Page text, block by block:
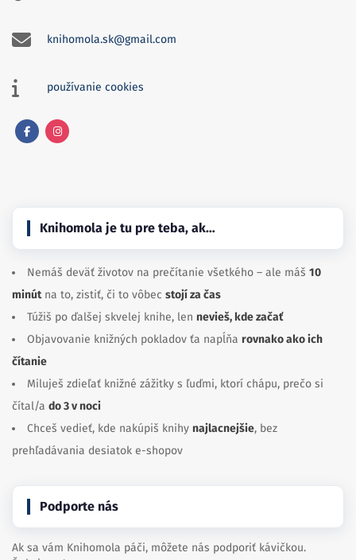
knihomola.sk@gmail.com
používanie cookies
Knihomola je tu pre teba, ak…
Nemáš deväť životov na prečítanie všetkého – ale máš 10
minútna to, zistiť, či to vôbec stojí za čas
Túžiš po ďalšej skvelej knihe, len nevieš, kde začať
Objavovanie knižných pokladov ťa napĺňa rovnako ako ich
čítanie
Miluješ zdieľať knižné zážitky s ľuďmi, ktorí chápu, prečo si
čítal/a do 3 v noci
Chceš vedieť, kde nakúpiš knihy najlacnejšie, bez
prehľadávania desiatok e-shopov
Podporte nás
Ak sa vám Knihomola páči, môžete nás podporiť kávičkou.